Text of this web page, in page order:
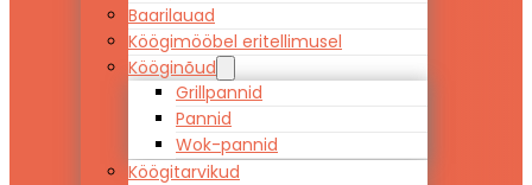
Baarilauad
Köögimööbel eritellimusel
Kööginõud
Grillpannid
Pannid
Wok-pannid
Köögitarvikud